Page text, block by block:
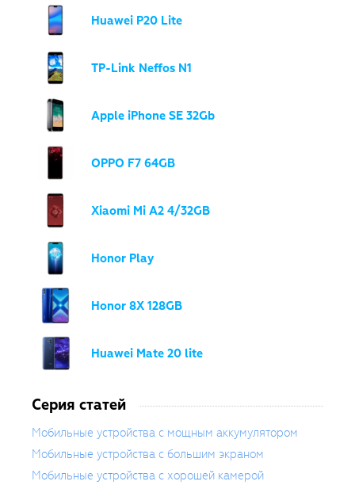
Huawei P20 Lite
TP-Link Neffos N1
Apple iPhone SE 32Gb
OPPO F7 64GB
Xiaomi Mi A2 4/32GB
Honor Play
Honor 8X 128GB
Huawei Mate 20 lite
Серия статей
Мобильные устройства с мощным аккумулятором
Мобильные устройства с большим экраном
Мобильные устройства с хорошей камерой